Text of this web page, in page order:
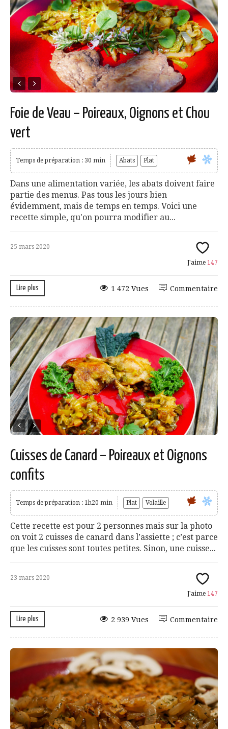
Foie de Veau – Poireaux, Oignons et Chou
vert
Temps de préparation : 30 min Abats Plat
Dans une alimentation variée, les abats doivent faire
partie des menus. Pas tous les jours bien
évidemment, mais de temps en temps. Voici une
recette simple, qu'on pourra modifier au...
25 mars 2020
J'aime 147
Lire plus Commentaire
1 472 Vues
Cuisses de Canard – Poireaux et Oignons
confits
Temps de préparation : 1h20 min Plat Volaille
Cette recette est pour 2 personnes mais sur la photo
on voit 2 cuisses de canard dans l’assiette ; c’est parce
que les cuisses sont toutes petites. Sinon, une cuisse...
23 mars 2020
J'aime 147
Lire plus Commentaire
2 939 Vues